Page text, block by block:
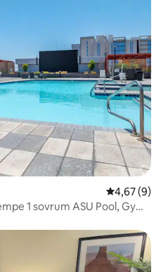
4,67 av 5 i
4,67 (9)
1 sovrum ASU Pool, Gym